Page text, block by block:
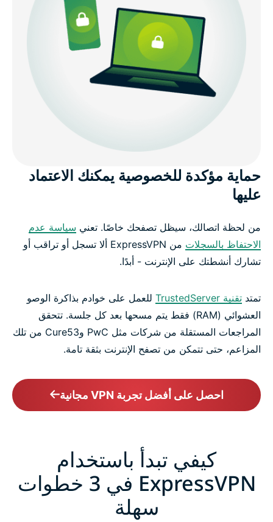
حماية مؤكدة للخصوصية يمكنك الاعتماد
عليها
من لحظة اتصالك، سيظل تصفحك خاصًا. تعني سياسة عدم
الاحتفاظ بالسجلات
من ExpressVPN ألا تسجل أو تراقب أو
تشارك أنشطتك على الإنترنت - أبدًا.
تمتد تقنية TrustedServer
للعمل على خوادم بذاكرة الوصو
العشوائي (RAM) فقط يتم مسحها بعد كل جلسة. تتحقق
المراجعات المستقلة من شركات مثل PwC وCure53 من تلك
المزاعم، حتى تتمكن من تصفح الإنترنت بثقة تامة.
احصل على أفضل تجربة VPN مجانية
كيفي تبدأ باستخدام
ExpressVPN في 3 خطوات
سهلة